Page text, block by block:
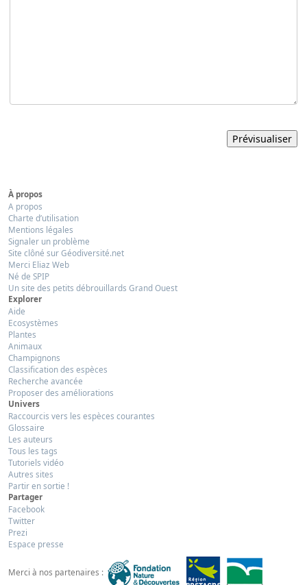
À propos
A propos
Charte d’utilisation
Mentions légales
Signaler un problème
Site clôné sur Géodiversité.net
Merci Eliaz Web
Né de SPIP
Un site des petits débrouillards Grand Ouest
Explorer
Aide
Ecosystèmes
Plantes
Animaux
Champignons
Classification des espèces
Recherche avancée
Proposer des améliorations
Univers
Raccourcis vers les espèces courantes
Glossaire
Les auteurs
Tous les tags
Tutoriels vidéo
Autres sites
Partir en sortie !
Partager
Facebook
Twitter
Prezi
Espace presse
Merci à nos partenaires :